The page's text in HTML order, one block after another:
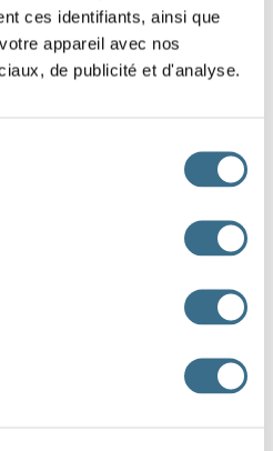
ces identifiants, ainsi que
appareil avec nos
de publicité et d'analyse.